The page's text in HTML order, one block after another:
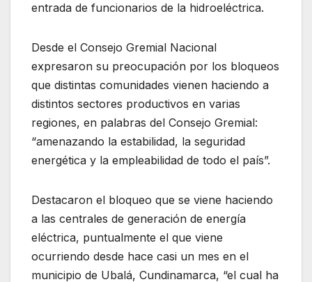
entrada de funcionarios de la hidroeléctrica.
Desde el Consejo Gremial Nacional
expresaron su preocupación por los bloqueos
que distintas comunidades vienen haciendo a
distintos sectores productivos en varias
regiones, en palabras del Consejo Gremial:
“amenazando la estabilidad, la seguridad
energética y la empleabilidad de todo el país”.
Destacaron el bloqueo que se viene haciendo
a las centrales de generación de energía
eléctrica, puntualmente el que viene
ocurriendo desde hace casi un mes en el
municipio de Ubalá, Cundinamarca, “el cual ha